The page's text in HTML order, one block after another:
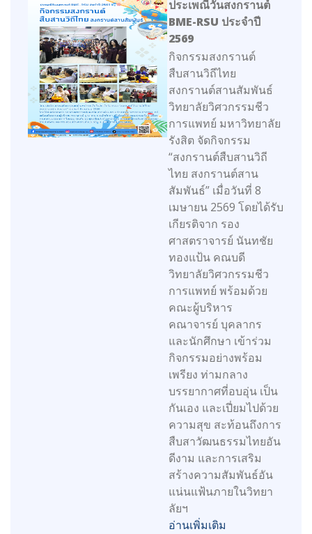
ประเพณีวันสงกรานต์
BME-RSU ประจำปี
2569
กิจกรรมสงกรานต์
สืบสานวิถีไทย
สงกรานต์สานสัมพันธ์
วิทยาลัยวิศวกรรมชีว
การแพทย์ มหาวิทยาลัย
รังสิต จัดกิจกรรม
“สงกรานต์สืบสานวิถี
ไทย สงกรานต์สาน
สัมพันธ์” เมื่อวันที่ 8
เมษายน 2569 โดยได้รับ
เกียรติจาก รอง
ศาสตราจารย์ นันทชัย
ทองแป้น คณบดี
วิทยาลัยวิศวกรรมชีว
การแพทย์ พร้อมด้วย
คณะผู้บริหาร
คณาจารย์ บุคลากร
และนักศึกษา เข้าร่วม
กิจกรรมอย่างพร้อม
เพรียง ท่ามกลาง
บรรยากาศที่อบอุ่น เป็น
กันเอง และเปี่ยมไปด้วย
ความสุข สะท้อนถึงการ
สืบสาวัฒนธรรมไทยอัน
ดีงาม และการเสริม
สร้างความสัมพันธ์อัน
แน่นแฟ้นภายในวิทยา
ลัยฯ
อ่านเพิ่มเติม